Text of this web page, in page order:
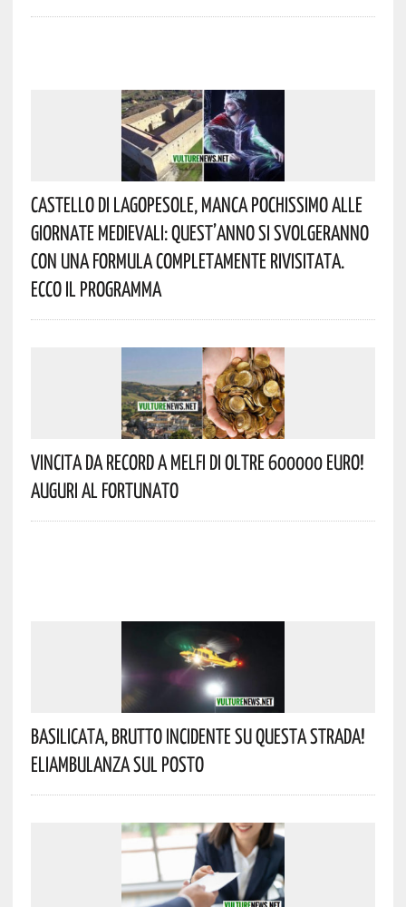
Castello Di Lagopesole, Manca Pochissimo Alle
Giornate Medievali: Quest’anno Si Svolgeranno
Con Una Formula Completamente Rivisitata.
Ecco Il Programma
Vincita Da Record A Melfi Di Oltre 600000 Euro!
Auguri Al Fortunato
Basilicata, Brutto Incidente Su Questa Strada!
Eliambulanza Sul Posto